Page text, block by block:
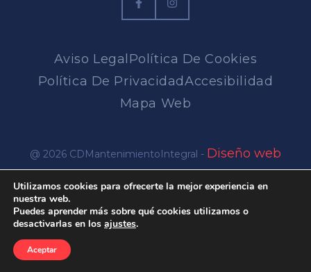
Aviso Legal Política De Cookies
Política De PrivacidadAccesibilidad
Mapa Web
@ 2026 CDMantenimientoIntegral - Diseño web
Utilizamos cookies para ofrecerte la mejor experiencia en
nuestra web.
Puedes aprender más sobre qué cookies utilizamos o
desactivarlas en los ajustes.
Aceptar